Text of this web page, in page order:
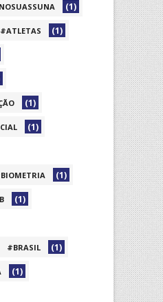
(1)
#ATLETAS (1)
(1)
(1)
(1)
(1)
#BRASIL (1)
(1)